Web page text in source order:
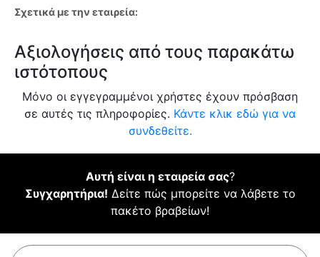
Σχετικά με την εταιρεία:
Αξιολογήσεις από τους παρακάτω
ιστότοπους
Μόνο οι εγγεγραμμένοι χρήστες έχουν πρόσβαση
σε αυτές τις πληροφορίες. Κάντε κλικ εδώ για να
συνδεθείτε.
Αυτή είναι η εταιρεία σας?
Συγχαρητήρια! Δείτε πώς μπορείτε να λάβετε το
πακέτο βραβείων!